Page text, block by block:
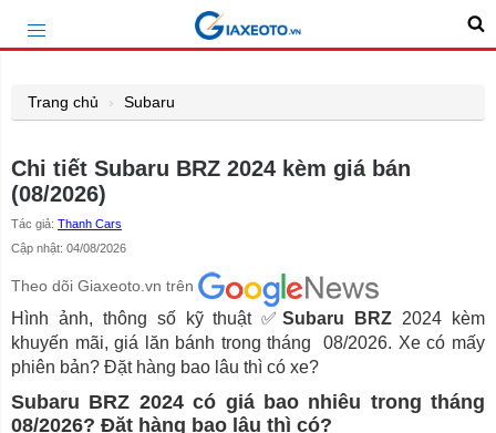
Trang chủ Subaru
Chi tiết Subaru BRZ 2024 kèm giá bán
(08/2026)
Tác giả: Thanh Cars
Cập nhật: 04/08/2026
Theo dõi Giaxeoto.vn trên
Hình ảnh, thông số kỹ thuật ✅Subaru BRZ 2024 kèm
khuyến mãi, giá lăn bánh trong tháng 08/2026. Xe có mấy
phiên bản? Đặt hàng bao lâu thì có xe?
Subaru BRZ 2024 có giá bao nhiêu trong tháng
08/2026? Đặt hàng bao lâu thì có?